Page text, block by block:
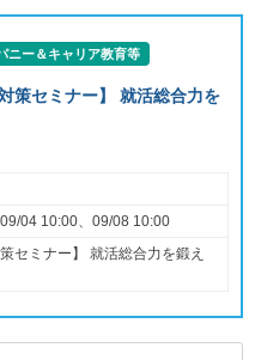
ニー＆キャリア教育等
策セミナー】 就活総合力を
04 10:00、09/08 10:00
セミナー】 就活総合力を鍛え